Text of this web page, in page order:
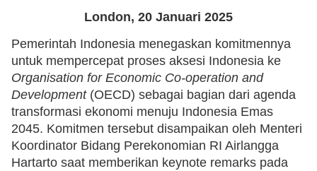
London, 20 Januari 2025
Pemerintah Indonesia menegaskan komitmennya
untuk mempercepat proses aksesi Indonesia ke
Organisation for Economic Co-operation and
Development(OECD) sebagai bagian dari agenda
transformasi ekonomi menuju Indonesia Emas
2045. Komitmen tersebut disampaikan oleh Menteri
Koordinator Bidang Perekonomian RI Airlangga
Hartarto saat memberikan keynote remarks pada